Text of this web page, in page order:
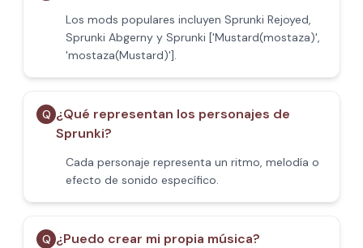
Los mods populares incluyen Sprunki Rejoyed,
Sprunki Abgerny y Sprunki ['Mustard(mostaza)',
'mostaza(Mustard)'].
Q ¿Qué representan los personajes de
Sprunki?
Cada personaje representa un ritmo, melodía o
efecto de sonido específico.
Q ¿Puedo crear mi propia música?